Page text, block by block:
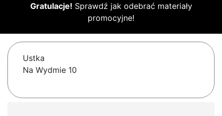
Gratulacje! Sprawdź jak odebrać materiały
promocyjne!
Ustka
Na Wydmie 10